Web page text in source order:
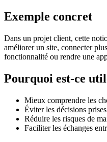
Exemple concret
Dans un projet client, cette
améliorer un site, connecter
fonctionnalité ou rendre une
Pourquoi est-ce
Mieux comprendre les
Éviter les décisions
Réduire les risques de
Faciliter les échanges